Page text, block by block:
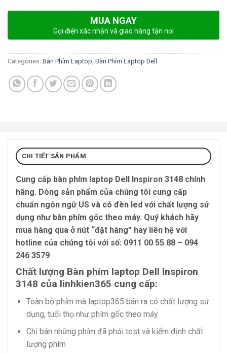
MUA NGAY
Gọi điện xác nhận và giao hàng tận nơi
Categories: Bàn Phím Laptop, Bàn Phím Laptop Dell
CHI TIẾT SẢN PHẨM
Cung cấp bàn phím laptop Dell Inspiron 3148 chính
hãng. Dòng sản phẩm của chúng tôi cung cấp
chuẩn ngôn ngữ US và có đèn led với chất lượng sử
dụng như bàn phím gốc theo máy. Quý khách hãy
mua hàng qua ở nút “đặt hàng” hay liên hệ với
hotline của chúng tôi với số: 0911 00 55 88 – 094
246 3579
Chất lượng Bàn phím laptop Dell Inspiron
3148 của linhkien365 cung cấp:
Toàn bộ phím mà laptop365 bán ra có chất lượng sử
dụng, tuổi thọ như phím gốc theo máy
Chỉ bán những phím đã phải test và kiểm định chất
lượng phím